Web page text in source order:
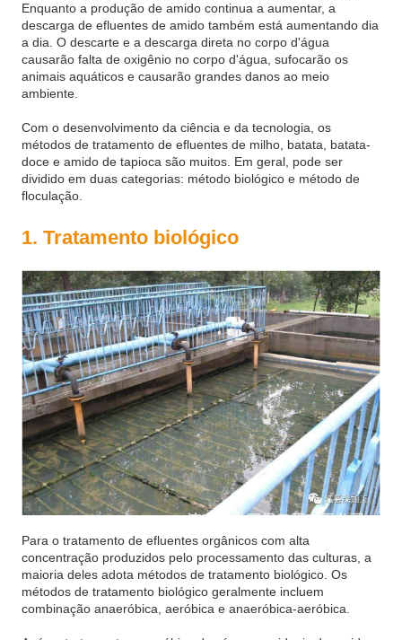
Enquanto a produção de amido continua a aumentar, a
descarga de efluentes de amido também está aumentando dia
a dia. O descarte e a descarga direta no corpo d'água
causarão falta de oxigênio no corpo d'água, sufocarão os
animais aquáticos e causarão grandes danos ao meio
ambiente.
Com o desenvolvimento da ciência e da tecnologia, os
métodos de tratamento de efluentes de milho, batata, batata-
doce e amido de tapioca são muitos. Em geral, pode ser
dividido em duas categorias: método biológico e método de
floculação.
1. Tratamento biológico
Para o tratamento de efluentes orgânicos com alta
concentração produzidos pelo processamento das culturas, a
maioria deles adota métodos de tratamento biológico. Os
métodos de tratamento biológico geralmente incluem
combinação anaeróbica, aeróbica e anaeróbica-aeróbica.